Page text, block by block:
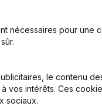
nécessaires pour
le contenu
vos intérêts. Ces
sociaux.